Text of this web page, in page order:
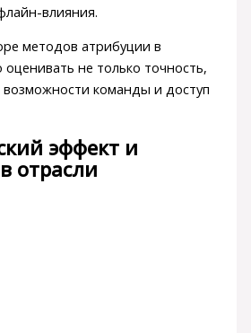
влияния.
методов атрибуции в
не только точность,
команды и доступ
эффект и
отрасли